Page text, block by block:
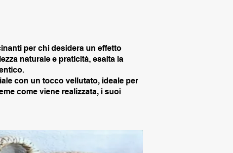
per chi desidera un effetto
naturale e praticità, esalta la
con un tocco vellutato, ideale per
come viene realizzata, i suoi